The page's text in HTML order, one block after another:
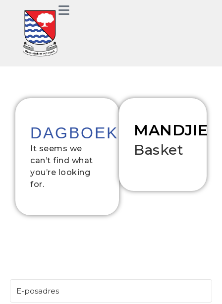
DAGBOEKE
It seems we
can’t find what
you’re looking
for.
MANDJIE
Basket